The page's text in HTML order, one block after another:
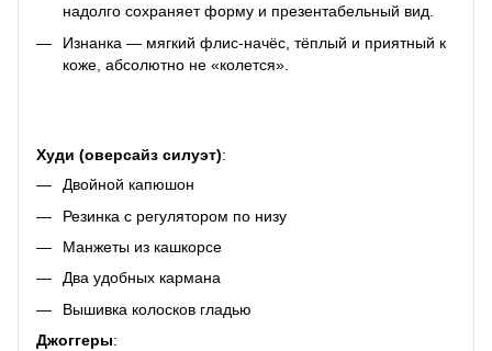
надолго сохраняет форму и презентабельный вид.
Изнанка — мягкий флис-начёс, тёплый и приятный к
коже, абсолютно не «колется».
Худи (оверсайз силуэт):
Двойной капюшон
Резинка с регулятором по низу
Манжеты из кашкорсе
Два удобных кармана
Вышивка колосков гладью
Джоггеры: